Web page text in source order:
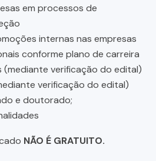
em processos de
internas nas empresas
conforme plano de carreira
(mediante verificação do edital)
verificação do edital)
e doutorado;
NÃO É GRATUITO.